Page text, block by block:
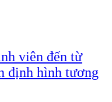
viên đến từ
định hình tương